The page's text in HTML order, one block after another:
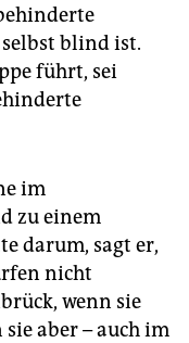
blind ist.
führt, sei
im
zu einem
darum, sagt er,
nicht
wenn sie
aber – auch im